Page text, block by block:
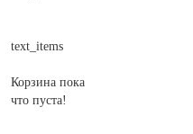
text_items
Корзина пока
что пуста!